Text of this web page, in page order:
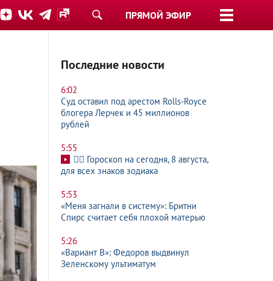
ПРЯМОЙ ЭФИР
Последние новости
6:02
Суд оставил под арестом Rolls-Royce
блогера Лерчек и 45 миллионов
рублей
5:55
🧙‍♀ Гороскоп на сегодня, 8 августа,
для всех знаков зодиака
5:53
«Меня загнали в систему»: Бритни
Спирс считает себя плохой матерью
5:26
«Вариант B»: Федоров выдвинул
Зеленскому ультиматум